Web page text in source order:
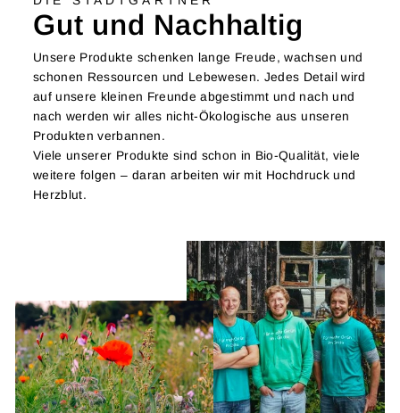
Gut und Nachhaltig
Unsere Produkte schenken lange Freude, wachsen und
schonen Ressourcen und Lebewesen. Jedes Detail wird
auf unsere kleinen Freunde abgestimmt und nach und
nach werden wir alles nicht-Ökologische aus unseren
Produkten verbannen.
Viele unserer Produkte sind schon in Bio-Qualität, viele
weitere folgen – daran arbeiten wir mit Hochdruck und
Herzblut.